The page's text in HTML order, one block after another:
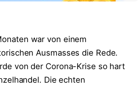
war von einem
Ausmasses die Rede.
von der Corona-Krise so hart
Die echten